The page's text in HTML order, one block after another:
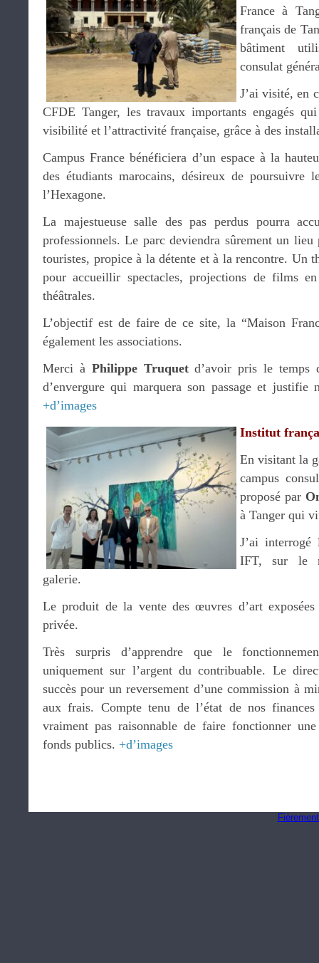
France à
français de
bâtiment
consulat
J’ai visité, en
CFDE Tanger, les travaux importants engagés
visibilité et l’attractivité française, grâce à des
Campus France bénéficiera d’un espace à la
des étudiants marocains, désireux de poursuivre
l’Hexagone.
La majestueuse salle des pas perdus pourra
professionnels. Le parc deviendra sûrement un
touristes, propice à la détente et à la rencontre. Un
pour accueillir spectacles, projections de films
théâtrales.
L’objectif est de faire de ce site, la “Maison
également les associations.
Merci à Philippe Truquetd’avoir pris le temps
d’envergure qui marquera son passage et justifie
+d’images
Institut
En visitant la
campus
proposé par
à Tanger qui
J’ai interrogé
IFT, sur le
galerie.
Le produit de la vente des œuvres d’art
privée.
Très surpris d’apprendre que le
uniquement sur l’argent du contribuable. Le
succès pour un reversement d’une commission à
aux frais. Compte tenu de l’état de nos
vraiment pas raisonnable de faire fonctionner
fonds publics. +d’images